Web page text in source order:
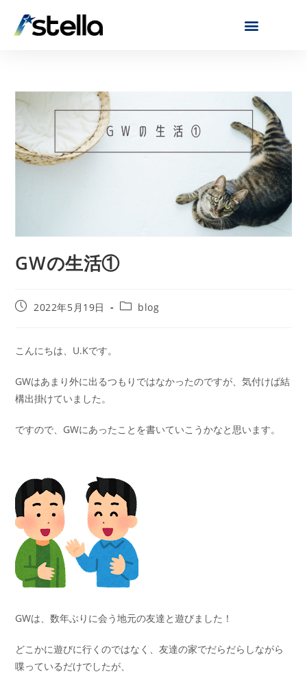
GWの生活①
2022年5月19日 blog
こんにちは、U.Kです。
GWはあまり外に出るつもりではなかったのですが、気付けば結
構出掛けていました。
ですので、GWにあったことを書いていこうかなと思います。
GWは、数年ぶりに会う地元の友達と遊びました！
どこかに遊びに行くのではなく、友達の家でだらだらしながら
喋っているだけでしたが、